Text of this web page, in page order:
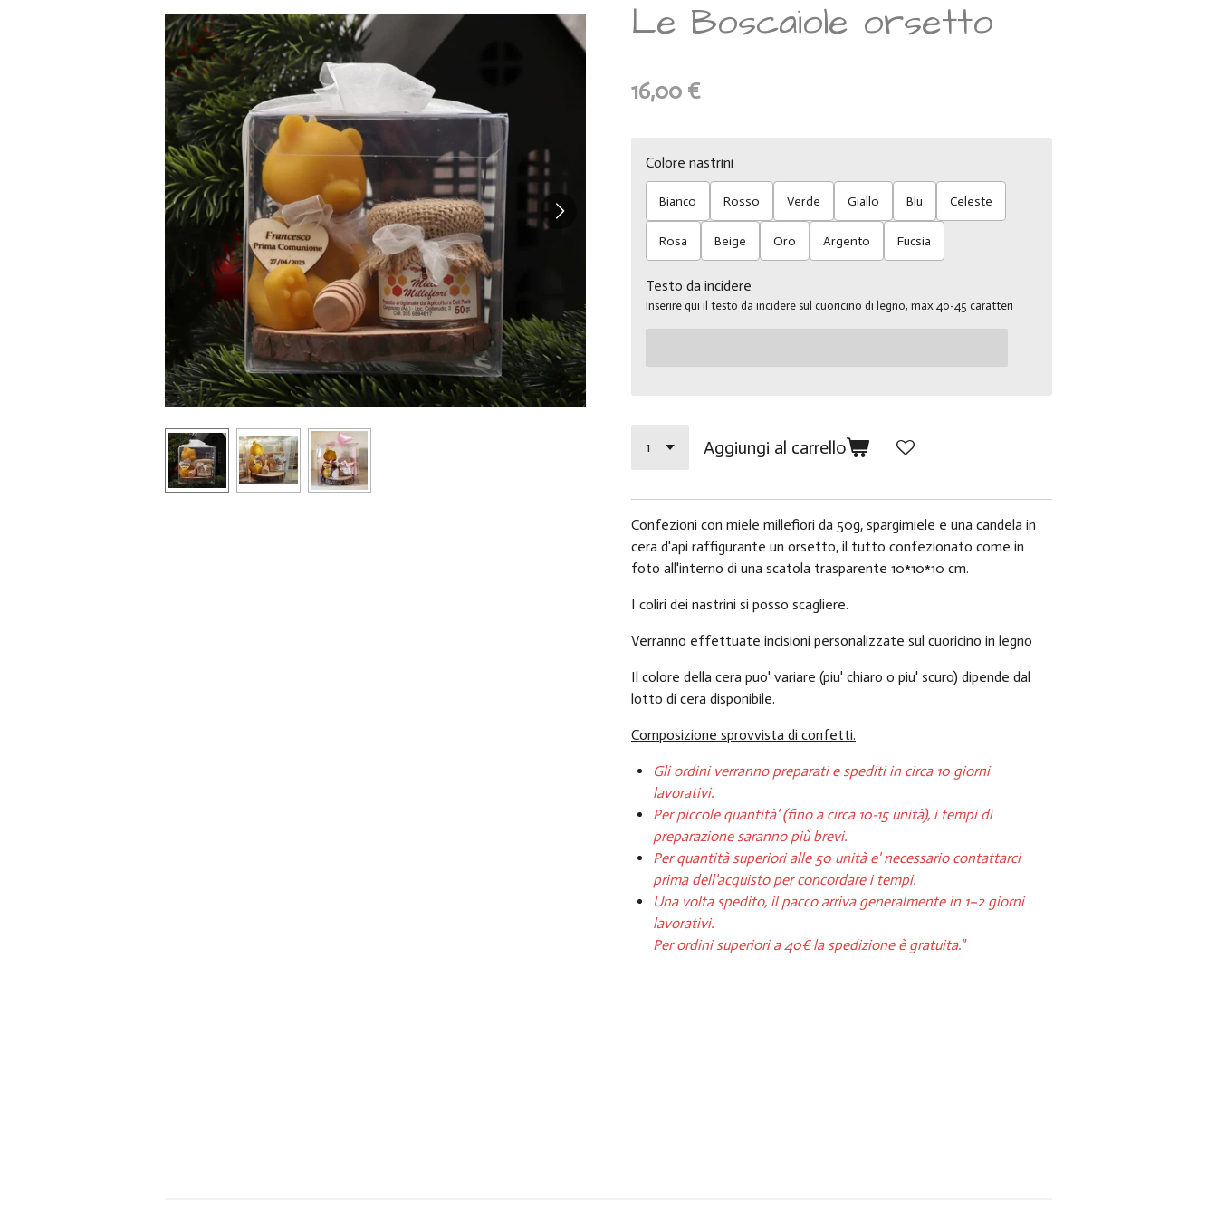
Le Boscaiole orsetto
16,00 €
Colore nastrini
Bianco Rosso Verde Giallo Blu Celeste
Rosa Beige Oro Argento Fucsia
Testo da incidere
Inserire qui il testo da incidere sul cuoricino di legno, max 40-45 caratteri
Aggiungi al carrello
Confezioni con miele millefiori da 50g, spargimiele e una candela in
cera d'api raffigurante un orsetto, il tutto confezionato come in
foto all'interno di una scatola trasparente 10*10*10 cm.
I coliri dei nastrini si posso scagliere.
Verranno effettuate incisioni personalizzate sul cuoricino in legno
Il colore della cera puo' variare (piu' chiaro o piu' scuro) dipende dal
lotto di cera disponibile.
Composizione sprovvista di confetti.
Gli ordini verranno preparati e spediti in circa 10 giorni
lavorativi.
Per piccole quantità' (fino a circa 10-15 unità), i tempi di
preparazione saranno più brevi.
Per quantità superiori alle 50 unità e' necessario contattarci
prima dell'acquisto per concordare i tempi.
Una volta spedito, il pacco arriva generalmente in 1–2 giorni
lavorativi.
Per ordini superiori a 40€ la spedizione è gratuita."